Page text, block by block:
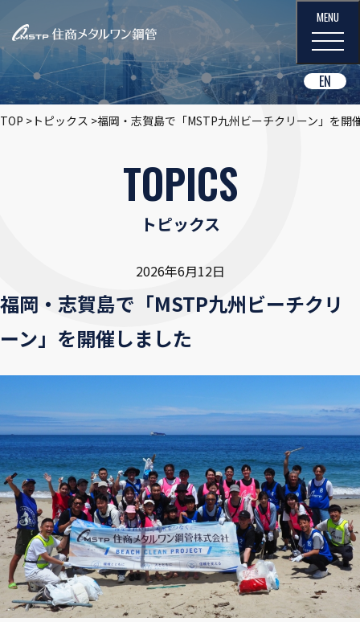
EN
TOPICS
トピックス
TOP トピックス 福岡・志賀島で「MSTP九州ビーチクリーン」を開
2026年6月12日
福岡・志賀島で「MSTP九州ビーチクリ
ーン」を開催しました